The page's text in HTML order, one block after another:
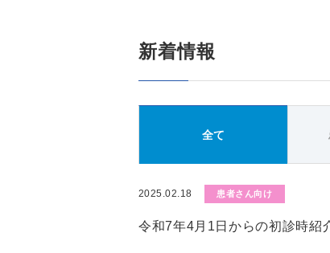
新着情報
全て
2025.02.18 患者さん向け
令和7年4月1日からの初診時紹